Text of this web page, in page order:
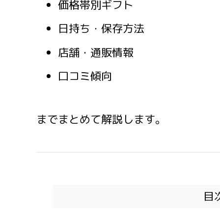
価格帯別ギフト
日持ち・保存方法
店舗・通販情報
口コミ傾向
までまとめて解説します。
目